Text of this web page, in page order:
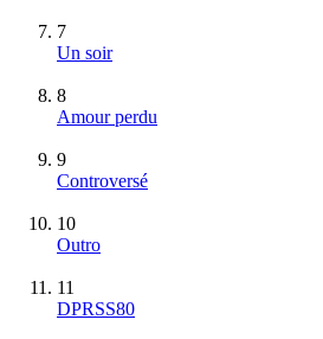
7
Un soir
8
Amour perdu
9
Controversé
10
Outro
11
DPRSS80